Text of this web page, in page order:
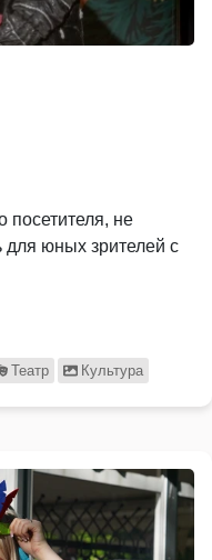
посетителя, не
для юных зрителей с
Театр Культура